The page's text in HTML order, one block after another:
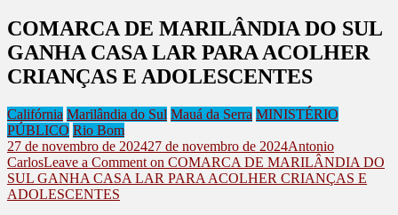
COMARCA DE MARILÂNDIA DO SUL
GANHA CASA LAR PARA ACOLHER
CRIANÇAS E ADOLESCENTES
Califórnia Marilândia do Sul Mauá da Serra MINISTÉRIO
PÚBLICO Rio Bom
27 de novembro de 202427 de novembro de 2024Antonio
CarlosLeave a Comment on COMARCA DE MARILÂNDIA DO
SUL GANHA CASA LAR PARA ACOLHER CRIANÇAS E
ADOLESCENTES